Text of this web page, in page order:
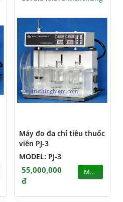
Máy đo đa chỉ tiêu thuốc
viên PJ-3
MODEL: PJ-3
55,000,000
đ
MUA